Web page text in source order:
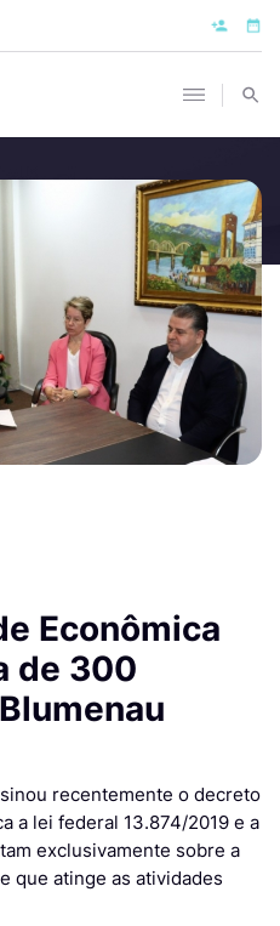
Econômica
de 300
recentemente o decreto
a lei federal 13.874/2019 e a
exclusivamente sobre a
que atinge as atividades